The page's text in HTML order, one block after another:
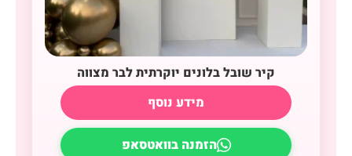
קיר שובל בלונים יוקרתית לבר מצווה
מידע נוסף
הזמנה בוואטסאפ